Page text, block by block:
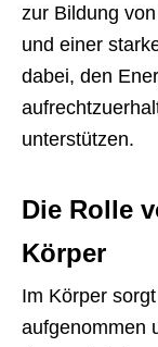
zur Bildung
und einer
dabei, den
unterstützen.
Die Rolle
Körper
Im Körper
aufgenommen